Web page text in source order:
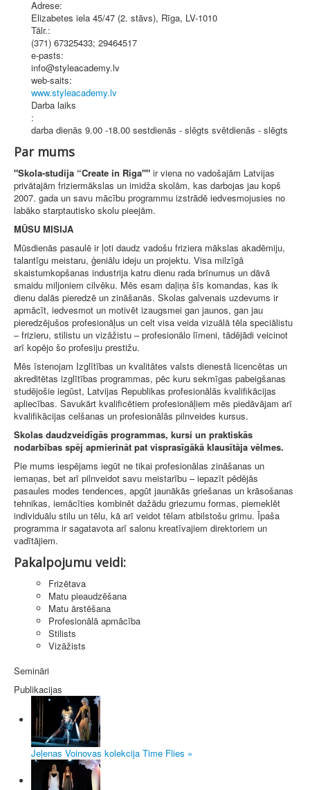
Adrese:
Elizabetes iela 45/47 (2. stāvs), Rīga, LV-1010
Tālr.:
(371) 67325433; 29464517
e-pasts:
info@styleacademy.lv
web-saits:
www.styleacademy.lv
Darba laiks
:
darba dienās 9.00 -18.00 sestdienās - slēgts svētdienās - slēgts
Par mums
"Skola-studija “Create in Riga"" ir viena no vadošajām Latvijas
privātajām friziermākslas un imidža skolām, kas darbojas jau kopš
2007. gada un savu mācību programmu izstrādē iedvesmojusies no
labāko starptautisko skolu pieejām.
MŪSU MISIJA
Mūsdienās pasaulē ir ļoti daudz vadošu friziera mākslas akadēmiju,
talantīgu meistaru, ģeniālu ideju un projektu. Visa milzīgā
skaistumkopšanas industrija katru dienu rada brīnumus un dāvā
smaidu miljoniem cilvēku. Mēs esam daļiņa šīs komandas, kas ik
dienu dalās pieredzē un zināšanās. Skolas galvenais uzdevums ir
apmācīt, iedvesmot un motivēt izaugsmei gan jaunos, gan jau
pieredzējušos profesionāļus un celt visa veida vizuālā tēla speciālistu
– frizieru, stilistu un vizāžistu – profesionālo līmeni, tādējādi veicinot
arī kopējo šo profesiju prestižu.
Mēs īstenojam Izglītības un kvalitātes valsts dienestā licencētas un
akreditētas izglītības programmas, pēc kuru sekmīgas pabeigšanas
studējošie iegūst, Latvijas Republikas profesionālās kvalifikācijas
apliecības. Savukārt kvalificētiem profesionāļiem mēs piedāvājam arī
kvalifikācijas celšanas un profesionālās pilnveides kursus.
Skolas daudzveidīgās programmas, kursi un praktiskās
nodarbības spēj apmierināt pat visprasīgākā klausītāja vēlmes.
Pie mums iespējams iegūt ne tikai profesionālas zināšanas un
iemaņas, bet arī pilnveidot savu meistarību – iepazīt pēdējās
pasaules modes tendences, apgūt jaunākās griešanas un krāsošanas
tehnikas, iemācīties kombinēt dažādu griezumu formas, piemeklēt
individuālu stilu un tēlu, kā arī veidot tēlam atbilstošu grimu. Īpaša
programma ir sagatavota arī salonu kreatīvajiem direktoriem un
vadītājiem.
Pakalpojumu veidi:
Frizētava
Matu pieaudzēšana
Matu ārstēšana
Profesionālā apmācība
Stilists
Vizāžists
Semināri
Publikacijas
Jeļenas Voinovas kolekcija Time Flies »